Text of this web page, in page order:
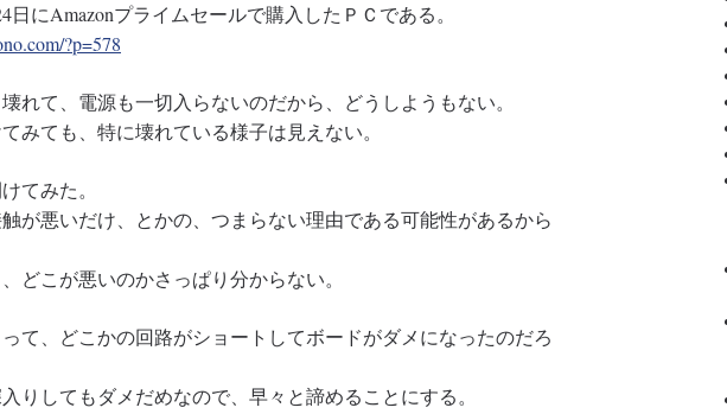
日にAmazonプライムセールで購入したＰＣである。
?p=578
れて、電源も一切入らないのだから、どうしようもない。
みても、特に壊れている様子は見えない。
てみた。
が悪いだけ、とかの、つまらない理由である可能性があるから
どこが悪いのかさっぱり分からない。
て、どこかの回路がショートしてボードがダメになったのだろ
りしてもダメだめなので、早々と諦めることにする。